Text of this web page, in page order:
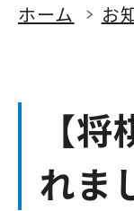
ホーム お
【
れま